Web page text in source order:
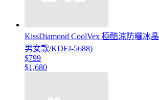
KissDiamond CoolVex 極酷涼防曬冰
男女款/KDFJ-5688)
$799
$1,680